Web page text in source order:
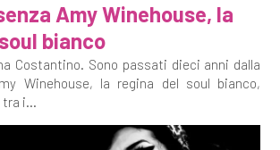
Amy Winehouse, la
bianco
Costantino. Sono passati dieci anni dalla
Winehouse, la regina del soul bianco,
i...